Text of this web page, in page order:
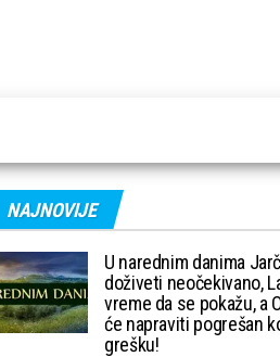
NAJNOVIJE
U narednim danima
doživeti neočekivano,
vreme da se pokažu, a
će napraviti pogrešan
grešku!